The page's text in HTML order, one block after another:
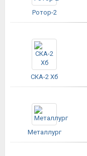
Ротор-2
СКА-2 Хб
Металлург